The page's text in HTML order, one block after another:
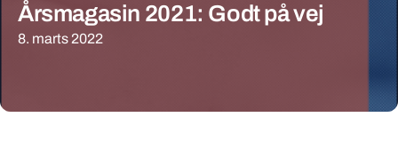
Årsmagasin 2021: Godt på vej
8. marts 2022